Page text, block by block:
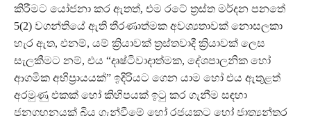
කිරීමට යෝජනා කර ඇතත්, එම රටේ ත්‍රස්ත මර්දන පනතේ
5(2) වගන්තියේ ඇති තීරණාත්මක අවශ්‍යතාවක් නොසලකා
හැර ඇත, එනම්, යම් ක්‍රියාවක් ත්‍රස්තවාදී ක්‍රියාවක් ලෙස
සැලකීමට නම්, එය “දෘෂ්ටිවාදාත්මක, දේශපාලනික හෝ
ආගමික අභිප්‍රායයක්” ඉදිරියට ගෙන යාම හෝ එය ඇතුළත්
අරමුණු එකක් හෝ කිහිපයක් ඉටු කර ගැනීම සඳහා
ජනගහනයක් බිය ගැන්වීමේ හෝ රජයකට හෝ ජාත්‍යන්තර